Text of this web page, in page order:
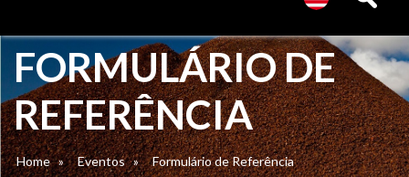
FORMULÁRIO DE
REFERÊNCIA
Home » Eventos » Formulário de Referência